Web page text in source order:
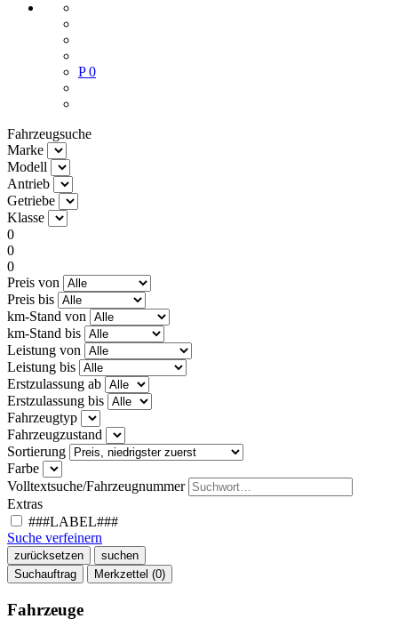
P 0
Fahrzeugsuche
Marke
Modell
Antrieb
Getriebe
Klasse
0
0
0
Preis von
Preis bis
km-Stand von
km-Stand bis
Leistung von
Leistung bis
Erstzulassung ab
Erstzulassung bis
Fahrzeugtyp
Fahrzeugzustand
Sortierung
Farbe
Volltextsuche/Fahrzeugnummer
Extras
###LABEL###
Suche verfeinern
zurücksetzen
suchen
Suchauftrag
Merkzettel (0)
Fahrzeuge